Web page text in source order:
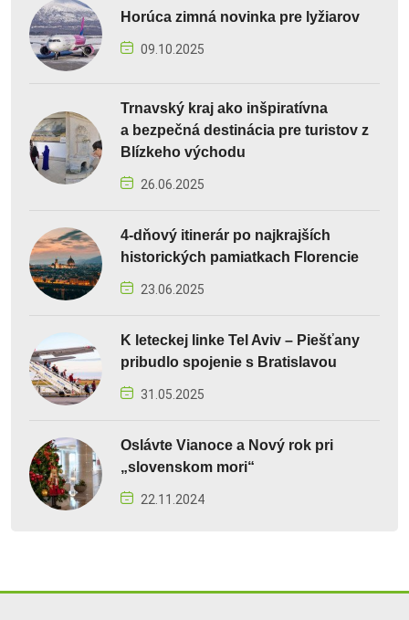
Horúca zimná novinka pre lyžiarov
09.10.2025
Trnavský kraj ako inšpiratívna
a bezpečná destinácia pre turistov z
Blízkeho východu
26.06.2025
4-dňový itinerár po najkrajších
historických pamiatkach Florencie
23.06.2025
K leteckej linke Tel Aviv – Piešťany
pribudlo spojenie s Bratislavou
31.05.2025
Oslávte Vianoce a Nový rok pri
„slovenskom mori“
22.11.2024